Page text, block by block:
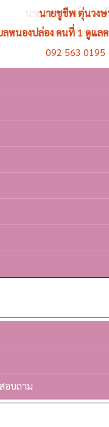
นายชูชีพ ตุ่นวงษ
ลหนองปล่อง คนที่ 1 ดูแล
092 563 0195
อบถาม